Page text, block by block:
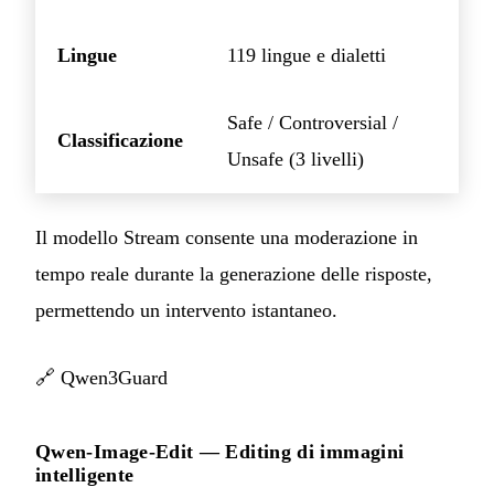
Lingue 119 lingue e dialetti
Classificazione
Safe / Controversial /
Unsafe (3 livelli)
Il modello Stream consente una moderazione in
tempo reale durante la generazione delle risposte,
permettendo un intervento istantaneo.
🔗 Qwen3Guard
Qwen-Image-Edit — Editing di immagini
intelligente